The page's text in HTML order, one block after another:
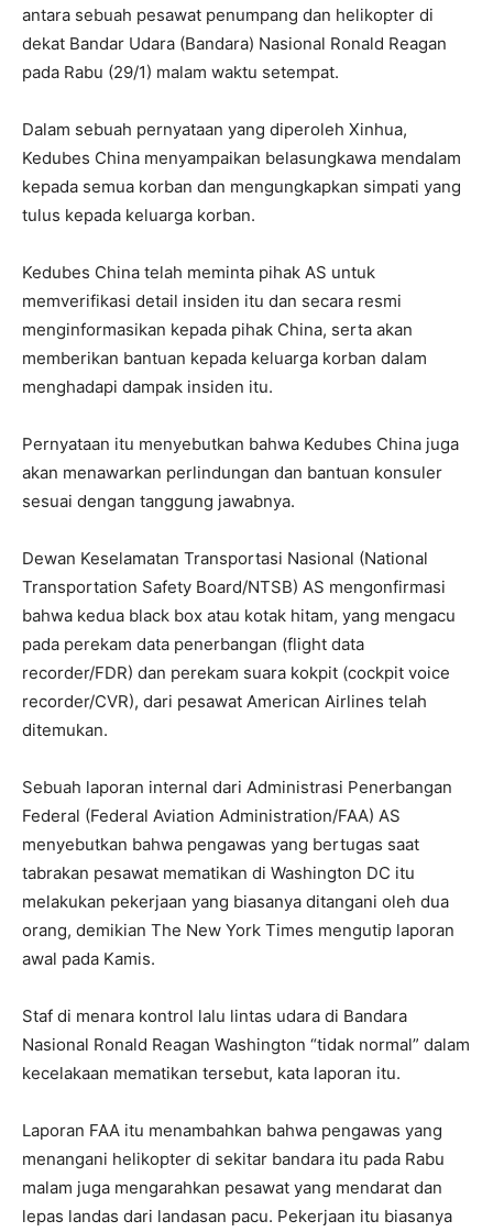
antara sebuah pesawat penumpang dan helikopter di
dekat Bandar Udara (Bandara) Nasional Ronald Reagan
pada Rabu (29/1) malam waktu setempat.
Dalam sebuah pernyataan yang diperoleh Xinhua,
Kedubes China menyampaikan belasungkawa mendalam
kepada semua korban dan mengungkapkan simpati yang
tulus kepada keluarga korban.
Kedubes China telah meminta pihak AS untuk
memverifikasi detail insiden itu dan secara resmi
menginformasikan kepada pihak China, serta akan
memberikan bantuan kepada keluarga korban dalam
menghadapi dampak insiden itu.
Pernyataan itu menyebutkan bahwa Kedubes China juga
akan menawarkan perlindungan dan bantuan konsuler
sesuai dengan tanggung jawabnya.
Dewan Keselamatan Transportasi Nasional (National
Transportation Safety Board/NTSB) AS mengonfirmasi
bahwa kedua black box atau kotak hitam, yang mengacu
pada perekam data penerbangan (flight data
recorder/FDR) dan perekam suara kokpit (cockpit voice
recorder/CVR), dari pesawat American Airlines telah
ditemukan.
Sebuah laporan internal dari Administrasi Penerbangan
Federal (Federal Aviation Administration/FAA) AS
menyebutkan bahwa pengawas yang bertugas saat
tabrakan pesawat mematikan di Washington DC itu
melakukan pekerjaan yang biasanya ditangani oleh dua
orang, demikian The New York Times mengutip laporan
awal pada Kamis.
Staf di menara kontrol lalu lintas udara di Bandara
Nasional Ronald Reagan Washington “tidak normal” dalam
kecelakaan mematikan tersebut, kata laporan itu.
Laporan FAA itu menambahkan bahwa pengawas yang
menangani helikopter di sekitar bandara itu pada Rabu
malam juga mengarahkan pesawat yang mendarat dan
lepas landas dari landasan pacu. Pekerjaan itu biasanya